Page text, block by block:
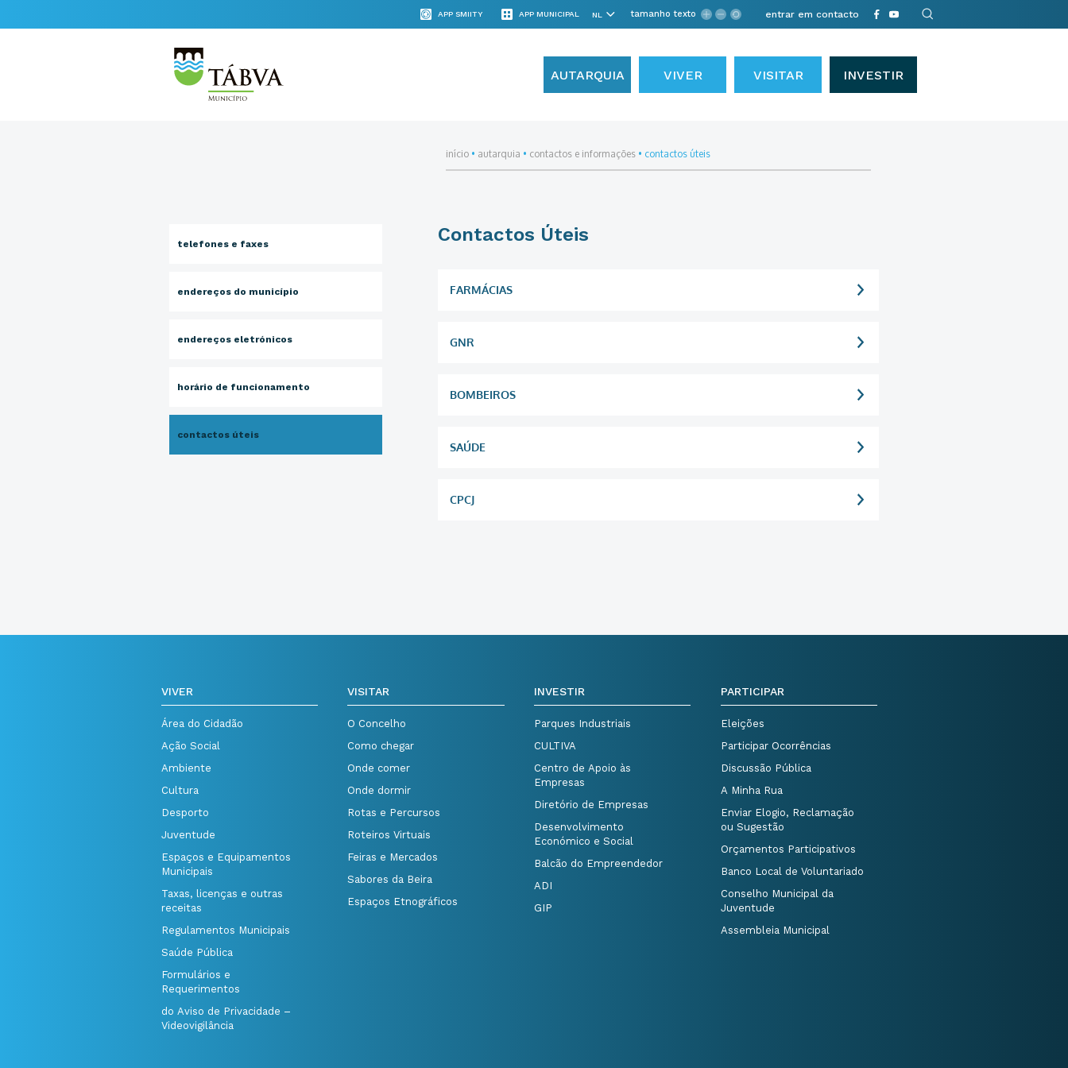
APP SMIITY APP MUNICIPAL tamanho texto entrar em contacto
AUTARQUIA VIVER VISITAR INVESTIR
telefones e faxes
endereços do município
endereços eletrónicos
horário de funcionamento
contactos úteis
início• autarquia • contactos e informações• contactos úteis
Contactos Úteis
FARMÁCIAS
GNR
BOMBEIROS
SAÚDE
CPCJ
VIVER
Área do Cidadão
Ação Social
Ambiente
Cultura
Desporto
Juventude
Espaços e Equipamentos
Municipais
Taxas, licenças e outras
receitas
Regulamentos Municipais
Saúde Pública
Formulários e
Requerimentos
do Aviso de Privacidade –
Videovigilância
VISITAR
O Concelho
Como chegar
Onde comer
Onde dormir
Rotas e Percursos
Roteiros Virtuais
Feiras e Mercados
Sabores da Beira
Espaços Etnográficos
INVESTIR
Parques Industriais
CULTIVA
Centro de Apoio às
Empresas
Diretório de Empresas
Desenvolvimento
Económico e Social
Balcão do Empreendedor
ADI
GIP
PARTICIPAR
Eleições
Participar Ocorrências
Discussão Pública
A Minha Rua
Enviar Elogio, Reclamação
ou Sugestão
Orçamentos Participativos
Banco Local de Voluntariado
Conselho Municipal da
Juventude
Assembleia Municipal